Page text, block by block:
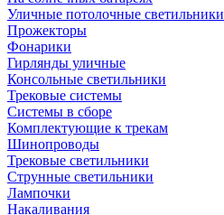
Уличные потолочные светильники
Прожекторы
Фонарики
Гирлянды уличные
Консольные светильники
Трековые системы
Системы в сборе
Комплектующие к трекам
Шинопроводы
Трековые светильники
Струнные светильники
Лампочки
Накаливания